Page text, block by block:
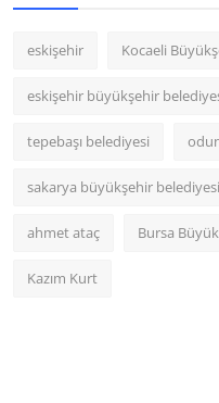
eskişehir Kocaeli
eskişehir büyükşehir
tepebaşı belediyesi
sakarya büyükşehir belediyesi
ahmet ataç Bursa
Kazım Kurt